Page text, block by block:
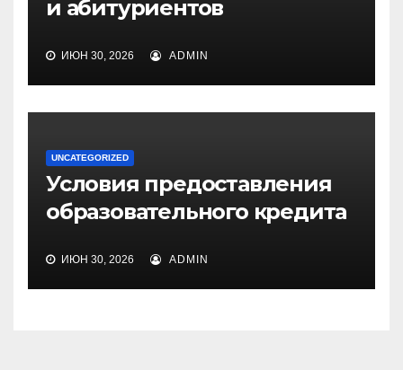
и абитуриентов
ИЮН 30, 2026 ADMIN
UNCATEGORIZED
Условия предоставления
образовательного кредита
ИЮН 30, 2026 ADMIN